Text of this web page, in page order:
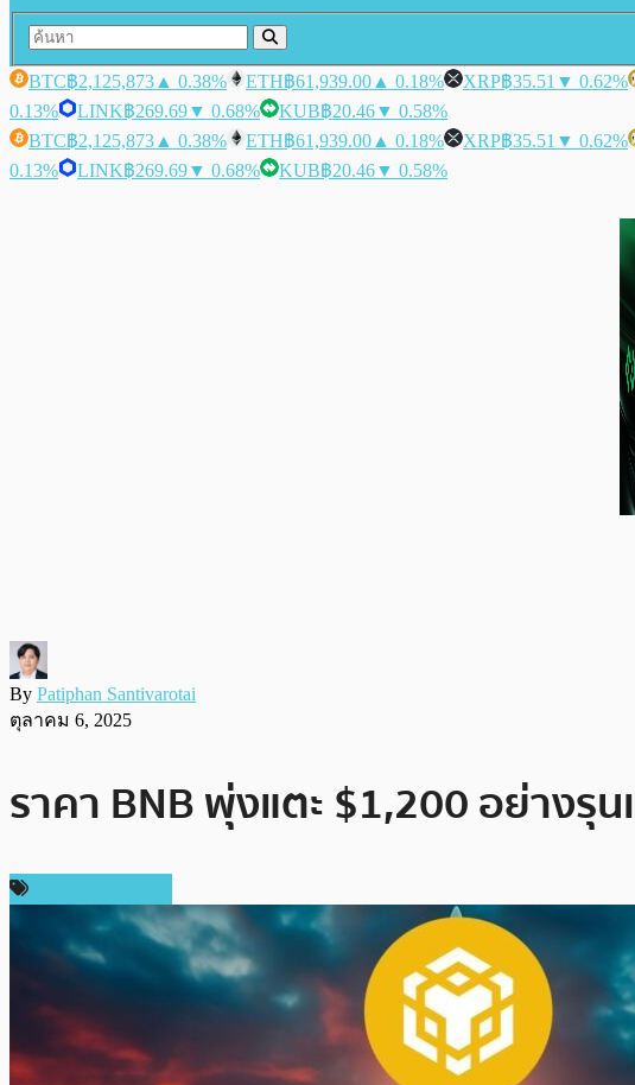
BTC฿2,125,873 ▲ 0.38% ETH฿61,939.00 ▲ 0.18% XRP฿35.51 ▼ 0.62%
0.13%
LINK฿269.69▼ 0.68% KUB฿20.46▼ 0.58%
BTC฿2,125,873 ▲ 0.38% ETH฿61,939.00 ▲ 0.18% XRP฿35.51 ▼ 0.62%
0.13%
LINK฿269.69▼ 0.68% KUB฿20.46▼ 0.58%
By Patiphan Santivarotai
ตุลาคม 6, 2025
ราคา BNB พุ่งแตะ $1,200 อย่างรุ